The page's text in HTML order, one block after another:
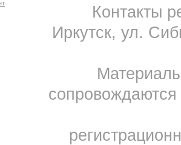
Контакты
Иркутск, ул.